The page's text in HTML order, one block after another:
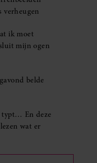
verheugen
ik moet
mijn ogen
belde
typt… En deze
wat er